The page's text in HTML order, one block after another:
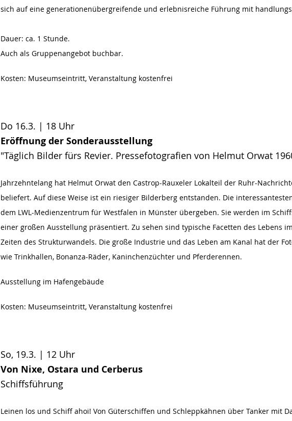
sich auf eine generationenübergreifende und erlebnisreiche Führung mit
Dauer: ca. 1 Stunde.
Auch als Gruppenangebot buchbar.
Kosten: Museumseintritt, Veranstaltung kostenfrei
Do 16.3. | 18 Uhr
Eröffnung der Sonderausstellung
"Täglich Bilder fürs Revier. Pressefotografien von Helmut Orwat
Jahrzehntelang hat Helmut Orwat den Castrop-Rauxeler Lokalteil der Ruhr-
beliefert. Auf diese Weise ist ein riesiger Bilderberg entstanden. Die
dem LWL-Medienzentrum für Westfalen in Münster übergeben. Sie werden im
einer großen Ausstellung präsentiert. Zu sehen sind typische Facetten des Lebens
Zeiten des Strukturwandels. Die große Industrie und das Leben am Kanal hat der
wie Trinkhallen, Bonanza-Räder, Kaninchenzüchter und Pferderennen.
Ausstellung im Hafengebäude
Kosten: Museumseintritt, Veranstaltung kostenfrei
So, 19.3. | 12 Uhr
Von Nixe, Ostara und Cerberus
Schiffsführung
Leinen los und Schiff ahoi! Von Güterschiffen und Schleppkähnen über Tanker mit